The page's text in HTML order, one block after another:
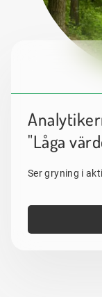
"Låga
Ser gryning i